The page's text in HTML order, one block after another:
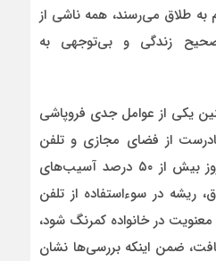
باز هم به طلاق می‌رسند، همه ناشی از
زندگی و بی‌توجهی به
یکی از عوامل جدی فروپاشی
نادرست از فضای مجازی و تلفن
همراه دانست و گفت: امروز بیش از ۵۰ درصد آسیب‌های
ریشه در سوء‌استفاده از تلفن
در خانواده کمرنگ شود،
ضمن اینکه بررسی‌ها نشان